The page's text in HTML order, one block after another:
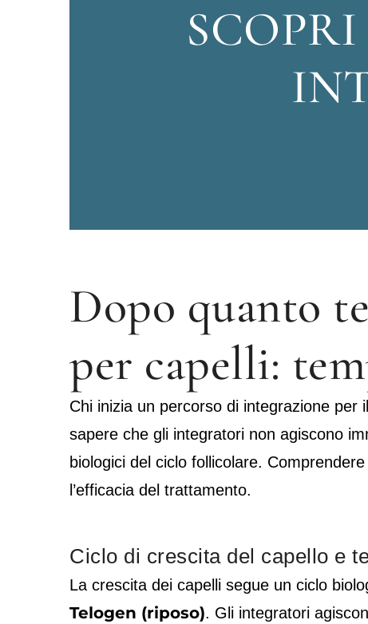
Dopo quanto
per capelli:
Chi inizia un percorso di integrazione
sapere che gli integratori non agiscono
biologici del ciclo follicolare.
l’efficacia del trattamento.
Ciclo di crescita del capello e
La crescita dei capelli segue un ciclo
Telogen (riposo). Gli integratori